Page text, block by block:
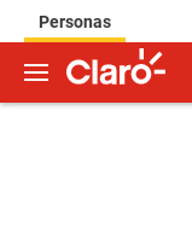
Personas